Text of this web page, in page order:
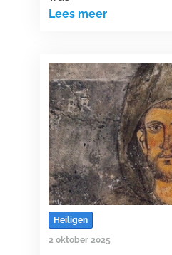
Lees meer
Heiligen
2 oktober 2025